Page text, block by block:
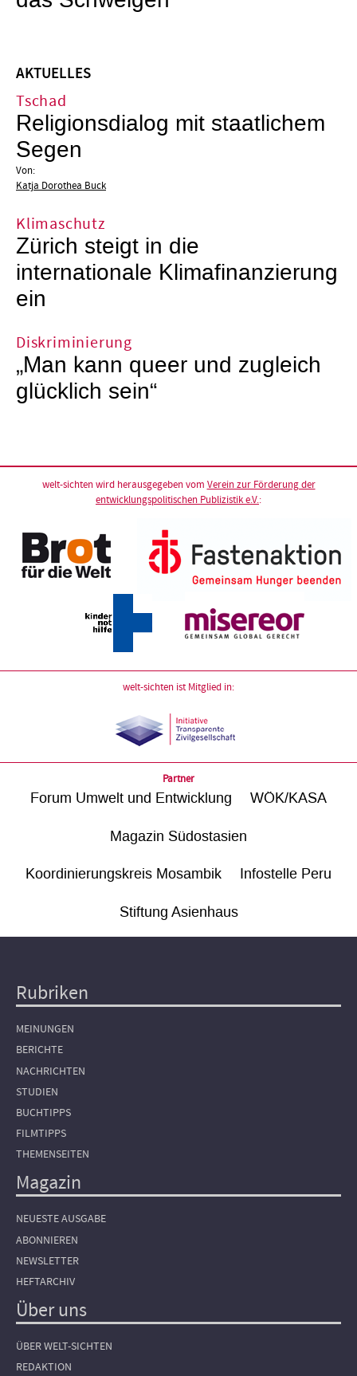
AKTUELLES
Tschad
Religionsdialog mit staatlichem
Segen
Von:
Katja Dorothea Buck
Klimaschutz
Zürich steigt in die
internationale Klimafinanzierung
ein
Diskriminierung
„Man kann queer und zugleich
glücklich sein“
welt-sichten wird herausgegeben vom Verein zur Förderung der
entwicklungspolitischen Publizistik e.V.:
welt-sichten ist Mitglied in:
Partner
Forum Umwelt und Entwicklung WÖK/KASA
Magazin Südostasien
Koordinierungskreis Mosambik Infostelle Peru
Stiftung Asienhaus
Hauptnavigation
Rubriken
MEINUNGEN
BERICHTE
NACHRICHTEN
STUDIEN
BUCHTIPPS
FILMTIPPS
THEMENSEITEN
Magazin
NEUESTE AUSGABE
ABONNIEREN
NEWSLETTER
HEFTARCHIV
Über uns
ÜBER WELT-SICHTEN
REDAKTION